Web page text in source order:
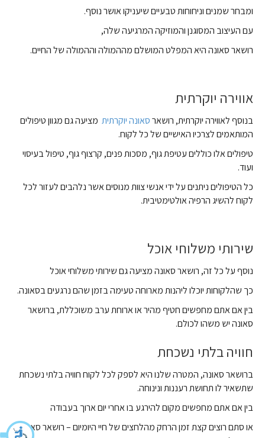
ומבחר שמנים וניחוחות טבעיים שיעניקו אושר נוסף.
עם העיצוב המסוגנן והמוזיקה המרגיעה שלה,
רושאר סאונה היא המפלט המושלם מההמולה וההמולה של החיים.
אווירה יוקרתית
בנוסף לאווירה יוקרתית, רושארסאונה יוקרתית מציעה גם מגוון טיפולים
המותאמים לצרכיו האישיים של כל לקוח.
טיפולים אלו כוללים עטיפת גוף, מסכות פנים, קרצוף גוף, טיפול בעיסוי
ועוד.
כל הטיפולים ניתנים על ידי אנשי צוות מנוסים אשר נלהבים לעזור לכל
לקוח להשיג הרפיה אולטימטיבית.
שירותי משלוחי אוכל
נוסף על כל זה, רושאר סאונה מציעה גם שירותי משלוחי אוכל
כך שהלקוחות יוכלו ליהנות מארוחה טעימה בזמן שהם נרגעים בסאונה.
בין אם אתם מחפשים חטיף מהיר או ארוחת ערב משוכללת, ברושאר
סאונה יש משהו לכולם.
חוויה בלתי נשכחת
ברושאר סאונה, המטרה שלנו היא לספק לכל לקוח חוויה בלתי נשכחת
שתשאיר לו תחושת רעננות ונינוחה.
בין אם אתם מחפשים מקום להירגע בו אחרי יום ארוך בעבודה
או סתם רוצים קצת זמן הרחק מהלחצים של חיי היומיום – רושאר סאונה